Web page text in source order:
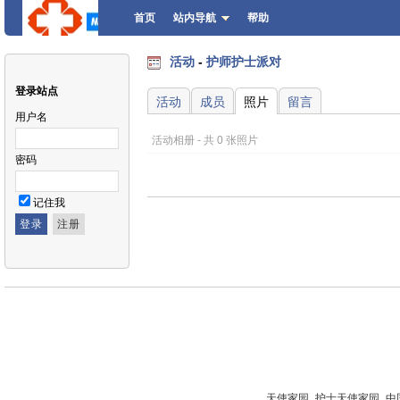
首页 站内导航 帮助
登录站点
用户名
密码
记住我
活动 - 护师护士派对
活动 成员 照片 留言
活动相册 - 共 0 张照片